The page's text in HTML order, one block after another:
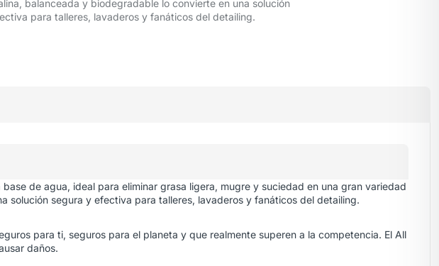
balanceada y biodegradable lo convierte en una solución
para talleres, lavaderos y fanáticos del detailing.
de agua, ideal para eliminar grasa ligera, mugre y suciedad en una gran variedad
solución segura y efectiva para talleres, lavaderos y fanáticos del detailing.
para ti, seguros para el planeta y que realmente superen a la competencia. El All
daños.